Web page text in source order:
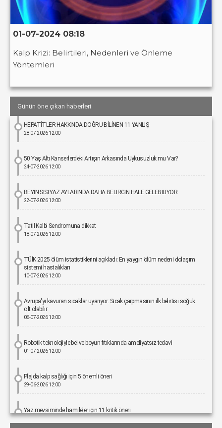
01-07-2024 08:18
Kalp Krizi: Belirtileri, Nedenleri ve Önleme
Yöntemleri
Günün öne çıkan haberleri
HEPATİTLER HAKKINDA DOĞRU BİLİNEN 11 YANLIŞ
28-07-2026 12:00
50 Yaş Altı Kanserlerdeki Artışın Arkasında Uykusuzluk mu Var?
24-07-2026 12:00
BEYİN SİSİ YAZ AYLARINDA DAHA BELİRGİN HALE GELEBİLİYOR
22-07-2026 12:00
Tatil Kalbi Sendromuna dikkat
18-07-2026 12:00
TÜİK 2025 ölüm istatistiklerini açıkladı: En yaygın ölüm nedeni dolaşım
sistemi hastalıkları
10-07-2026 12:00
Avrupa'yı kavuran sıcaklar uyarıyor: Sıcak çarpmasının ilk belirtisi soğuk
cilt olabilir
06-07-2026 12:00
Robotik teknolojiyle bel ve boyun fıtıklarında ameliyatsız tedavi
01-07-2026 12:00
Plajda kalp sağlığı için 5 önemli öneri
29-06-2026 12:00
Yaz mevsiminde hamileler için 11 kritik öneri
25-06-2026 12:00